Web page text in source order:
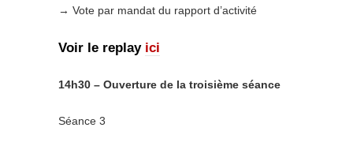
→ Vote par mandat du rapport d’activité
Voir le replay ici
14h30 – Ouverture de la troisième séance
Séance 3